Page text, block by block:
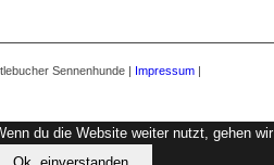
Sennenhunde | Impressum|
du die Website weiter nutzt, gehen wir